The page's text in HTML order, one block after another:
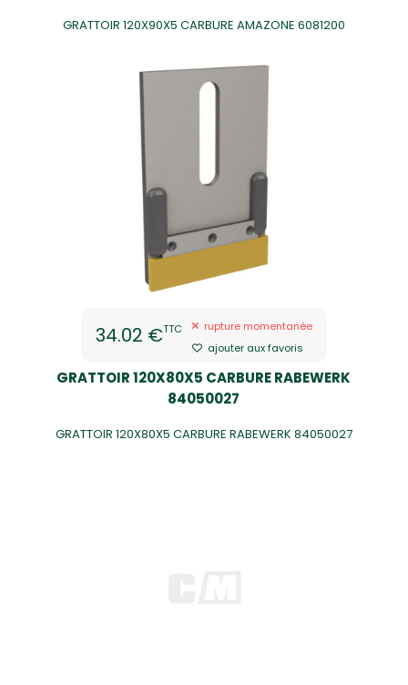
GRATTOIR 120X90X5 CARBURE AMAZONE 6081200
34.02 €TTC
rupture momentanée
ajouter aux favoris
GRATTOIR 120X80X5 CARBURE RABEWERK
84050027
GRATTOIR 120X80X5 CARBURE RABEWERK 84050027